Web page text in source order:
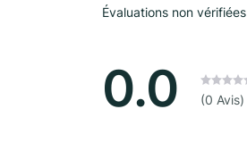
Évaluations non vérifiées
0.0 (0 Avis)